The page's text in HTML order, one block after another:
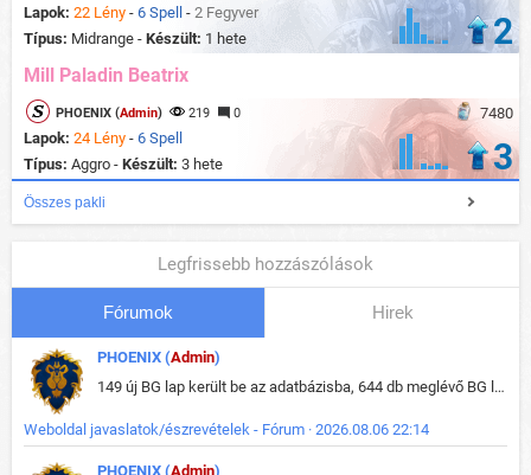
Lapok: 22 Lény - 6 Spell - 2 Fegyver
Típus: Midrange - Készült: 1 hete 2
Mill Paladin Beatrix
7480
PHOENIX (Admin) 219 0
Lapok: 24 Lény - 6 Spell
Típus: Aggro - Készült: 3 hete 3
Összes pakli
Legfrissebb hozzászólások
Fórumok Hirek
PHOENIX (Admin)
149 új BG lap került be az adatbázisba, 644 db meglévő BG lap módosult, bekerültek az új képek a megváltozott lapokhoz is.
Weboldal javaslatok/észrevételek - Fórum · 2026.08.06 22:14
PHOENIX (Admin)